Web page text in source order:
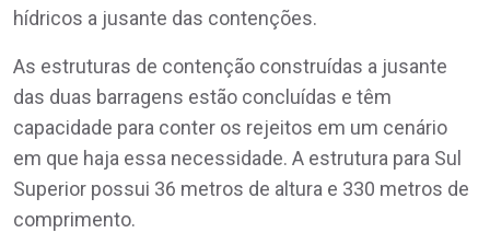
hídricos a jusante das contenções.
As estruturas de contenção construídas a jusante
das duas barragens estão concluídas e têm
capacidade para conter os rejeitos em um cenário
em que haja essa necessidade. A estrutura para Sul
Superior possui 36 metros de altura e 330 metros de
comprimento.